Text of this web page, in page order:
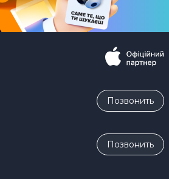
Позвонить
Позвонить